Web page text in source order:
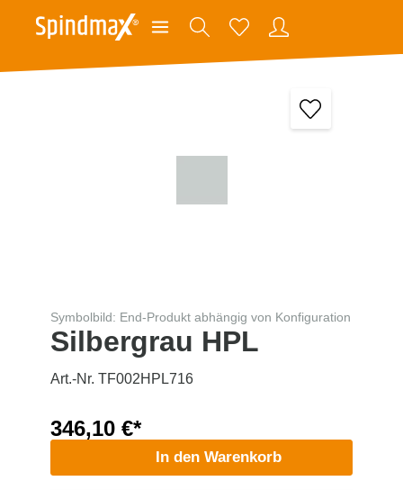
Symbolbild: End-Produkt abhängig von Konfiguration
Silbergrau HPL
Art.-Nr. TF002HPL716
346,10 €*
In den Warenkorb